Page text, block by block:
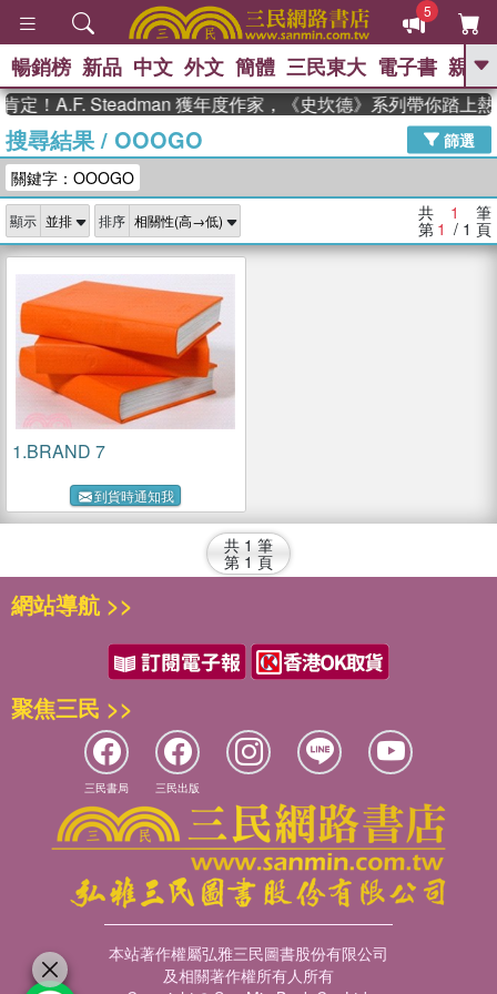
5
GO
高希均教授回憶錄
、 The Odyssey 、 父親節 、 如果歷
獎 臺灣漫遊錄 、 方念華 、 台灣的李
登輝時代
數學女孩：黎曼猜想 、
偉大的迷走神經
暢銷榜 新品 中文 外文 簡體 三民東大 電子書 親子
定！A.F. Steadman 獲年度作家，《史坎德》系列帶你踏上熱
搜尋結果/ OOOGO
篩選
關鍵字：OOOGO
顯示 排序 共 1 筆
第 1 / 1 頁
1.BRAND 7
到貨時通知我
共 1 筆
第 1 頁
網站導航 >>
聚焦三民 >>
三民書局 三民出版
本站著作權屬弘雅三民圖書股份有限公司
及相關著作權所有人所有